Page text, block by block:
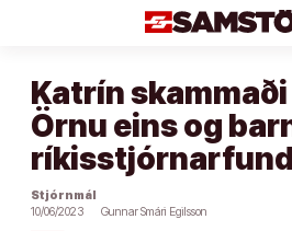
Katrín
Örnu eins og
Stjórnmál
10/06/2023
Gunnar Smári Egilsson